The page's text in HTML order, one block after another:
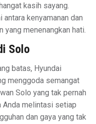
kasih sayang.
kenyamanan dan
yang menenangkan hati.
Solo
batas, Hyundai
menggoda semangat
Solo yang tak pernah
Anda melintasi setiap
dan gaya yang tak